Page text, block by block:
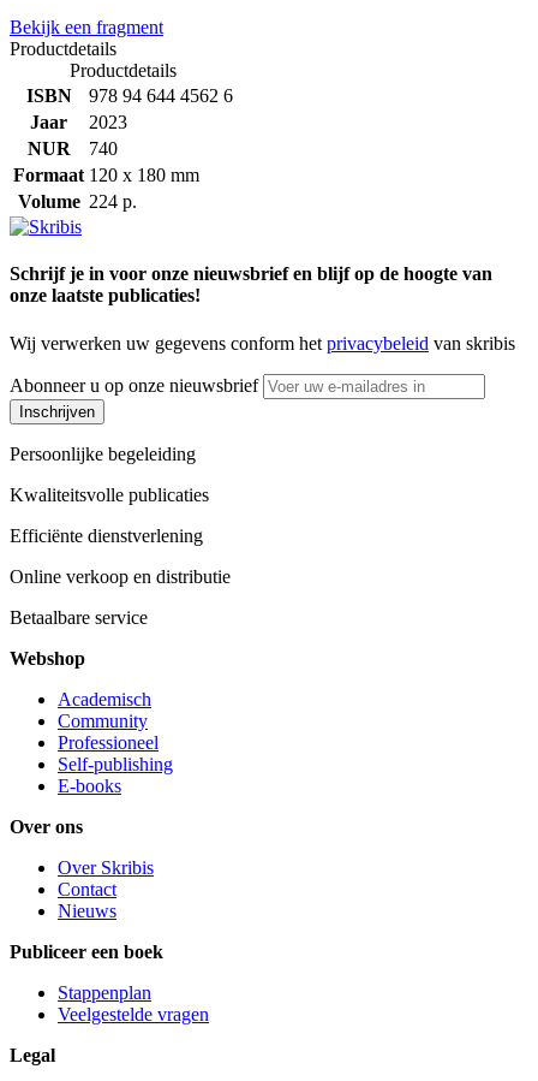
Bekijk een fragment
Productdetails
Productdetails
ISBN
978 94 644 4562 6
Jaar
2023
NUR
740
Formaat 120 x 180 mm
Volume 224 p.
Schrijf je in voor onze nieuwsbrief en blijf op de hoogte van
onze laatste publicaties!
Wij verwerken uw gegevens conform het privacybeleid van skribis
Abonneer u op onze nieuwsbrief
Inschrijven
Persoonlijke begeleiding
Kwaliteitsvolle publicaties
Efficiënte dienstverlening
Online verkoop en distributie
Betaalbare service
Webshop
Academisch
Community
Professioneel
Self-publishing
E-books
Over ons
Over Skribis
Contact
Nieuws
Publiceer een boek
Stappenplan
Veelgestelde vragen
Legal